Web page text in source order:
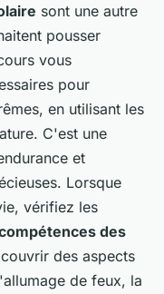
sont une autre
pousser
vous
pour
en utilisant les
C'est une
et
Lorsque
vérifiez les
des
des aspects
de feux, la